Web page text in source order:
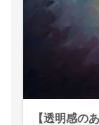
【透明感の